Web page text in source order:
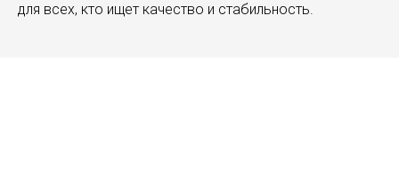
для всех, кто ищет качество и стабильность.